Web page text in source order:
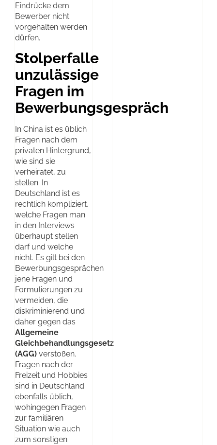
Eindrücke dem
Bewerber nicht
vorgehalten werden
dürfen.
Stolperfalle
unzulässige
Fragen im
Bewerbungsgespräch
In China ist es üblich
Fragen nach dem
privaten Hintergrund,
wie sind sie
verheiratet, zu
stellen. In
Deutschland ist es
rechtlich kompliziert,
welche Fragen man
in den Interviews
überhaupt stellen
darf und welche
nicht. Es gilt bei den
Bewerbungsgesprächen
jene Fragen und
Formulierungen zu
vermeiden, die
diskriminierend und
daher gegen das
Allgemeine
Gleichbehandlungsgesetz
(AGG) verstoßen.
Fragen nach der
Freizeit und Hobbies
sind in Deutschland
ebenfalls üblich,
wohingegen Fragen
zur familiären
Situation wie auch
zum sonstigen